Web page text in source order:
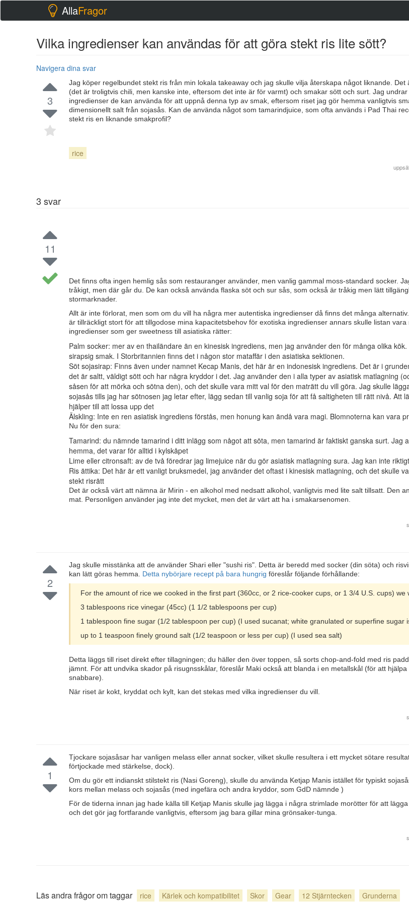
AllaFragor
Vilka ingredienser kan användas för att göra stekt ris lite sött?
Navigera dina svar
3
Jag köper regelbundet stekt ris från min lokala takeaway och jag skulle vilja återskapa något liknande. Det
(det är troligtvis chili, men kanske inte, eftersom det inte är för varmt) och smakar sött och surt. Jag
ingredienser de kan använda för att uppnå denna typ av smak, eftersom riset jag gör hemma vanligtvis
dimensionellt salt från sojasås. Kan de använda något som tamarindjuice, som ofta används i Pad Thai
stekt ris en liknande smakprofil?
rice
3 svar
11
Det finns ofta ingen hemlig sås som restauranger använder, men vanlig gammal moss-standard socker.
tråkigt, men där går du. De kan också använda flaska söt och sur sås, som också är tråkig men lätt
stormarknader.
Allt är inte förlorat, men som om du vill ha några mer autentiska ingredienser då finns det många
är tillräckligt stort för att tillgodose mina kapacitetsbehov för exotiska ingredienser annars skulle listan
ingredienser som ger sweetness till asiatiska rätter:
Palm socker: mer av en thailändare än en kinesisk ingrediens, men jag använder den för många olika
sirapsig smak. I Storbritannien finns det i någon stor mataffär i den asiatiska sektionen.
Söt sojasirap: Finns även under namnet Kecap Manis, det här är en indonesisk ingrediens. Det är i
det är saltt, väldigt sött och har några kryddor i det. Jag använder den i alla typer av asiatisk matlagning
såsen för att mörka och sötna den), och det skulle vara mitt val för den maträtt du vill göra. Jag skulle
sojasås tills jag har sötnosen jag letar efter, lägg sedan till vanlig soja för att få saltigheten till rätt nivå. Att
hjälper till att lossa upp det
Älskling: Inte en ren asiatisk ingrediens förstås, men honung kan ändå vara magi. Blomnoterna kan vara
Nu för den sura:
Tamarind: du nämnde tamarind i ditt inlägg som något att söta, men tamarind är faktiskt ganska surt. Jag
hemma, det varar för alltid i kylskåpet
Lime eller citronsaft: av de två föredrar jag limejuice när du gör asiatisk matlagning sura. Jag kan inte
Ris ättika: Det här är ett vanligt bruksmedel, jag använder det oftast i kinesisk matlagning, och det skulle
stekt risrätt
Det är också värt att nämna är Mirin - en alkohol med nedsatt alkohol, vanligtvis med lite salt tillsatt. Den
mat. Personligen använder jag inte det mycket, men det är värt att ha i smakarsenomen.
2
Jag skulle misstänka att de använder Shari eller "sushi ris". Detta är beredd med socker (din söta) och
kan lätt göras hemma. Detta nybörjare recept på bara hungrig föreslår följande förhållande:
For the amount of rice we cooked in the first part (360cc, or 2 rice-cooker cups, or 1 3/4 U.S. cups) we
3 tablespoons rice vinegar (45cc) (1 1/2 tablespoons per cup)
1 tablespoon fine sugar (1/2 tablespoon per cup) (I used sucanat; white granulated or superfine sugar
up to 1 teaspoon finely ground salt (1/2 teaspoon or less per cup) (I used sea salt)
Detta läggs till riset direkt efter tillagningen; du häller den över toppen, så sorts chop-and-fold med ris
jämnt. För att undvika skador på risugnsskålar, föreslår Maki också att blanda i en metallskål (för att hjälpa
snabbare).
När riset är kokt, kryddat och kylt, kan det stekas med vilka ingredienser du vill.
1
Tjockare sojasåsar har vanligen melass eller annat socker, vilket skulle resultera i ett mycket sötare
förtjockade med stärkelse, dock).
Om du gör ett indianskt stilstekt ris (Nasi Goreng), skulle du använda Ketjap Manis istället för typiskt
kors mellan melass och sojasås (med ingefära och andra kryddor, som GdD nämnde )
För de tiderna innan jag hade källa till Ketjap Manis skulle jag lägga i några strimlade morötter för att lägga
och det gör jag fortfarande vanligtvis, eftersom jag bara gillar mina grönsaker-tunga.
Läs andra frågor om taggar rice Kärlek och kompatibilitet Skor Gear 12 Stjärntecken Grunderna